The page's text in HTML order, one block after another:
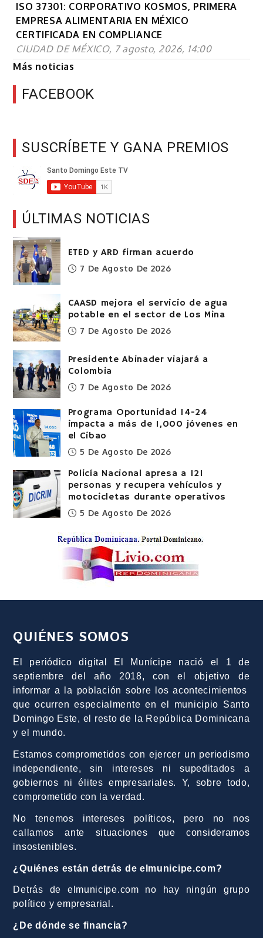
ISO 37301: CORPORATIVO KOSMOS, PRIMERA
EMPRESA ALIMENTARIA EN MÉXICO
CERTIFICADA EN COMPLIANCE
CIUDAD DE MÉXICO, 7 agosto, 2026, 14:00
Más noticias
FACEBOOK
SUSCRÍBETE Y GANA PREMIOS
ÚLTIMAS NOTICIAS
ETED y ARD firman acuerdo
7 De Agosto De 2026
CAASD mejora el servicio de agua
potable en el sector de Los Mina
7 De Agosto De 2026
Presidente Abinader viajará a
Colombia
7 De Agosto De 2026
Programa Oportunidad 14-24
impacta a más de 1,000 jóvenes en
el Cibao
5 De Agosto De 2026
Policía Nacional apresa a 121
personas y recupera vehículos y
motocicletas durante operativos
5 De Agosto De 2026
QUIÉNES SOMOS
El periódico digital El Munícipe nació el 1 de
septiembre del año 2018, con el objetivo de
informar a la población sobre los acontecimientos
que ocurren especialmente en el municipio Santo
Domingo Este, el resto de la República Dominicana
y el mundo.
Estamos comprometidos con ejercer un periodismo
independiente, sin intereses ni supeditados a
gobiernos ni élites empresariales. Y, sobre todo,
comprometido con la verdad.
No tenemos intereses políticos, pero no nos
callamos ante situaciones que consideramos
insostenibles.
¿Quiénes están detrás de elmunicipe.com?
Detrás de elmunicipe.com no hay ningún grupo
político y empresarial.
¿De dónde se financia?